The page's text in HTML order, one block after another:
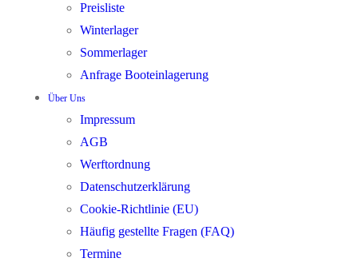
Preisliste
Winterlager
Sommerlager
Anfrage Booteinlagerung
Über Uns
Impressum
AGB
Werftordnung
Datenschutzerklärung
Cookie-Richtlinie (EU)
Häufig gestellte Fragen (FAQ)
Termine